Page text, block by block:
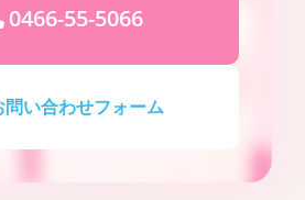
0466-55-5066
問い合わせフォーム